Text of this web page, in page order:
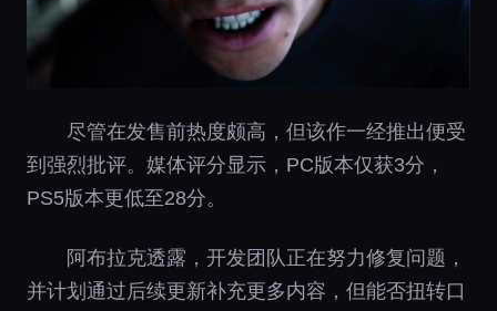
尽管在发售前热度颇高，但该作一经推出便受
到强烈批评。媒体评分显示，PC版本仅获3分，
PS5版本更低至28分。
阿布拉克透露，开发团队正在努力修复问题，
并计划通过后续更新补充更多内容，但能否扭转口